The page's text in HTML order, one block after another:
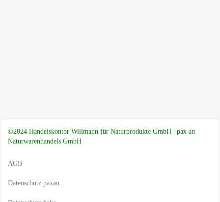
©2024 Handelskontor Willmann für Naturprodukte GmbH | pax an
Naturwarenhandels GmbH
AGB
Datenschutz paxan